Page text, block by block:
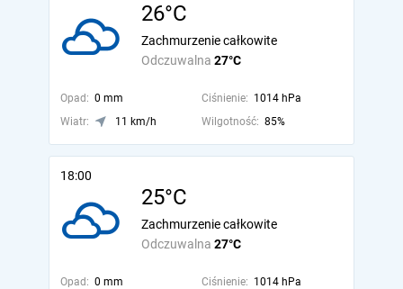
26°C
Odczuwalna 27°C
Zachmurzenie całkowite
Opad: 0 mm Ciśnienie: 1014 hPa
Wiatr:
11 km/h Wilgotność: 85%
18:00
25°C
Odczuwalna 27°C
Zachmurzenie całkowite
Opad: 0 mm Ciśnienie: 1014 hPa